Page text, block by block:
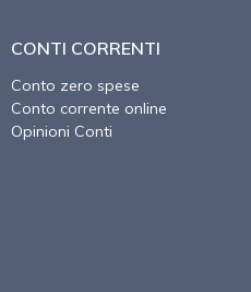
CONTI CORRENTI
Conto zero spese
Conto corrente online
Opinioni Conti